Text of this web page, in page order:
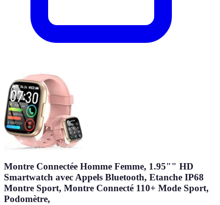
Montre Connectée Homme Femme, 1.95"" HD
Smartwatch avec Appels Bluetooth, Etanche IP68
Montre Sport, Montre Connecté 110+ Mode Sport,
Podomètre,